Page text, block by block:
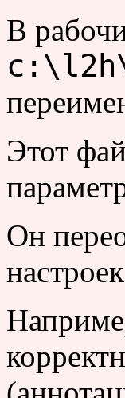
В
Этот
Он
настроек